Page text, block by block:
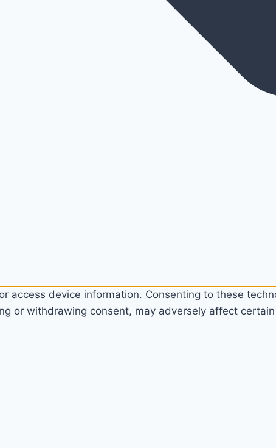
access device information. Consenting to these
or withdrawing consent, may adversely affect